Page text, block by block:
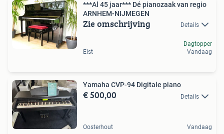
***Al 45 jaar*** Dé pianozaak van regio
ARNHEM-NIJMEGEN
Zie omschrijving Details
Elst
Dagtopper
Vandaag
Yamaha CVP-94 Digitale piano
€ 500,00 Details
Oosterhout Vandaag